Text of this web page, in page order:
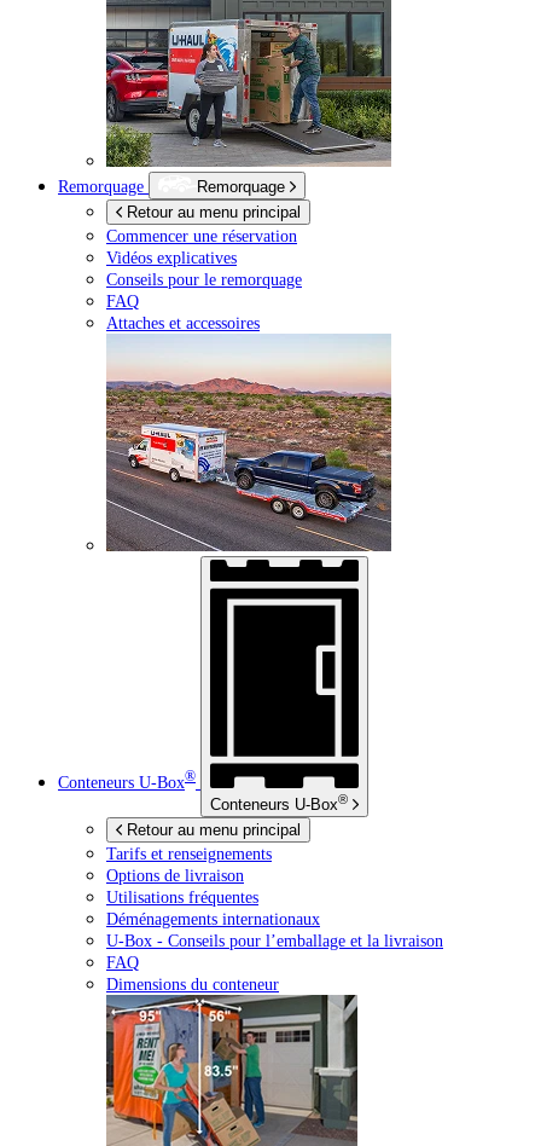
Remorquage
Remorquage
Retour au menu principal
Commencer une réservation
Vidéos explicatives
Conseils pour le remorquage
FAQ
Attaches et accessoires
Conteneurs U-Box®
Conteneurs U-Box®
Retour au menu principal
Tarifs et renseignements
Options de livraison
Utilisations fréquentes
Déménagements internationaux
U-Box - Conseils pour l’emballage et la livraison
FAQ
Dimensions du conteneur